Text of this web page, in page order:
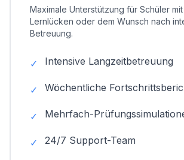
Maximale Unterstützung für Schüler
Lernlücken oder dem Wunsch nach
Betreuung.
✓ Intensive Langzeitbetreuung
✓ Wöchentliche
✓ Mehrfach-
✓ 24/7 Support-Team